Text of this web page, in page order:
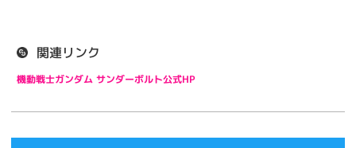
関連リンク
機動戦士ガンダム サンダーボルト公式HP